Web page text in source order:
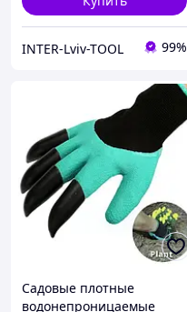
INTER-Lviv-TOOL 99%
Садовые плотные
водонепроницаемые